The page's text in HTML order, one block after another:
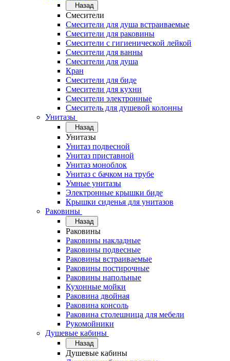
Назад
Смесители
Смесители для душа встраиваемые
Смесители для раковины
Смесители с гигиенической лейкой
Смесители для ванны
Смесители для душа
Кран
Смесители для биде
Смесители для кухни
Смесители электронные
Смеситель для душевой колонны
Унитазы
Назад
Унитазы
Унитаз подвесной
Унитаз приставной
Унитаз моноблок
Унитаз с бачком на трубе
Умные унитазы
Электронные крышки биде
Крышки сиденья для унитазов
Раковины
Назад
Раковины
Раковины накладные
Раковины подвесные
Раковины встраиваемые
Раковины постирочные
Раковины напольные
Кухонные мойки
Раковина двойная
Раковина консоль
Раковина столешница для мебели
Рукомойники
Душевые кабины
Назад
Душевые кабины